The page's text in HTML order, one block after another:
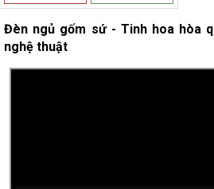
Đèn ngủ gốm sứ - Tinh hoa hòa
nghệ thuật